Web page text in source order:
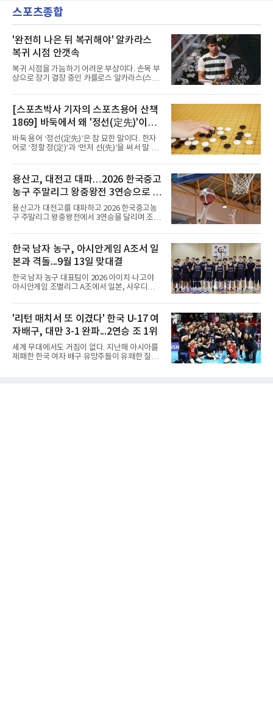
로키로 교체됐다.분데스리가 최다 우승팀(35회)
뮌헨은 프리시즌 아시아
과정에 부당함이 있었는지가 수사의 본류다.7일
연합뉴스 취재를 종합하면 서울경찰청 광역수사
을 압수수색해 감독 선임 관련 자료를 다수 확보
했다. 특히 감독 후보를 검토해 이사회에 추천하
는 전력강화위원회가 생성한 자료를 집중적으로
확보한 것으로 알려졌다.경찰은 협회가 홍 전 감
독을 1순위 후보로 정하고 검증한 과정, 이사회
의 최종 승인 경위를 살
스포츠종합
'완전히 나은 뒤 복귀해야' 알카라스
복귀 시점 안갯속
복귀 시점을 가늠하기 어려운 부상이다. 손목 부
상으로 장기 결장 중인 카를로스 알카라스(스페
을지 관심이 쏠린다.얀니크 신네르(이탈리아)와
정상을 다투던 알카라스는 지난 4월 바르셀로나
오픈 이후 넉 달째 남자프로테니스(ATP) 투어 경
기에 나서지 못하고 있다. 9일 영국 BBC 등에 따
르면 그는 손목 힘줄을 감싸는 활막에 염증이 생
기는 건초염을 앓고 있다.이 부상이 까다로운 이
유가 있다. 반복적으로 라켓을 쥐고 휘두르는 동
최장 1년의 회복이 필요하다. 알카라스는 수술
은 받지 않았다. 라켓
[스포츠박사 기자의 스포츠용어 산책
1869] 바둑에서 왜 '정선(定先)'이라
말할까
바둑 용어 ‘정선(定先)’은 참 묘한 말이다. 한자
어로 ‘정할 정(定)’과 ‘먼저 선(先)’을 써서 말 그
이 먼저 두되 백에게 덤을 주지 않는 방식이다.
요즘 프로기사들의 대국은 대부분 ‘호선(互
先)’으로 치러지고, 백에게 6집 반 또는 7집 반의
덤을 주는 것이 일반적이다. (본 코너 1868회 ‘바
둑에서 왜 ‘호선(互先)’이라 말할까‘ 참조) 반면
정선에서는 흑이 먼저 두는 대신 덤이 없다. 한국
기원 역시 기력 차이를 표시하는 기준에서 정선
상선(先相先), 선이선(先二先) 등 여러 단계가
용산고, 대전고 대파…2026 한국중고
농구 주말리그 왕중왕전 3연승으로 조
1위 16강 진출
용산고가 대전고를 대파하고 2026 한국중고농
구 주말리그 왕중왕전에서 3연승을 달리며 조 1
우슬체육관에서 열린 대회 남고부 B조 예선 3차
전에서 대전고를 상대로 주전 선수들의 고른 활
약을 앞세워 108-33으로 대승을 거뒀다.용산고
는 배대범이 22점, 김민기가 19점, 이승민이 13
점을 올리며 공격을 이끌었다. 경기 초반부터 주
도권을 잡은 용산고는 일찌감치 승기를 굳히며
대전고에 큰 점수 차 승리를 거뒀다.이로써 용산
붙는다.C조에서는 양정고가 충주고를 82-35로
크게 꺾고 16강 진출을 확정했다
한국 남자 농구, 아시안게임 A조서 일
본과 격돌...9월 13일 맞대결
한국 남자 농구 대표팀이 2026 아이치·나고야
아시안게임 조별리그 A조에서 일본, 사우디아라
가 8일 발표한 일정에 따르면 한국은 9월 10일
사우디, 11일 인도네시아, 13일 일본과 차례로
맞붙는다. FIBA 랭킹은 일본 22위, 한국 57위, 사
우디 65위, 인도네시아 94위로, 랭킹과 홈 이점
을 모두 갖춘 일본이 최대 변수다.니콜라이스 마
줄스(라트비아) 감독이 이끄는 대표팀은 지난달
6일 FIBA 월드컵 예선 1라운드 6차전에서 일본
'리턴 매치서 또 이겼다' 한국 U-17 여
자배구, 대만 3-1 완파...2연승 조 1위
세계 무대에서도 거침이 없다. 지난해 아시아를
제패한 한국 여자 배구 유망주들이 유쾌한 질주